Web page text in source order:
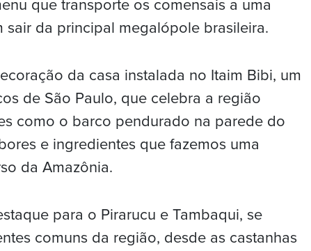
que transporte os comensais a uma
da principal megalópole brasileira.
da casa instalada no Itaim Bibi, um
de São Paulo, que celebra a região
como o barco pendurado na parede do
e ingredientes que fazemos uma
da Amazônia.
para o Pirarucu e Tambaqui, se
comuns da região, desde as castanhas